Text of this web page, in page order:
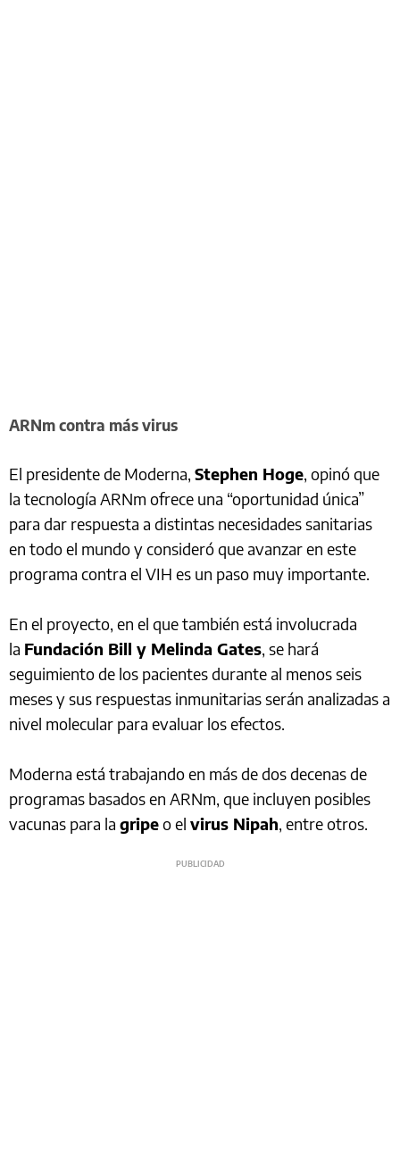
ARNm contra más virus
El presidente de Moderna, Stephen Hoge, opinó que
la tecnología ARNm ofrece una “oportunidad única”
para dar respuesta a distintas necesidades sanitarias
en todo el mundo y consideró que avanzar en este
programa contra el VIH es un paso muy importante.
En el proyecto, en el que también está involucrada
la Fundación Bill y Melinda Gates, se hará
seguimiento de los pacientes durante al menos seis
meses y sus respuestas inmunitarias serán analizadas a
nivel molecular para evaluar los efectos.
Moderna está trabajando en más de dos decenas de
programas basados en ARNm, que incluyen posibles
vacunas para la gripeo el virus Nipah, entre otros.